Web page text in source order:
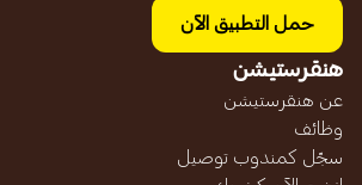
حمل التطبيق الآن
هنقرستيشن
عن هنقرستيشن
وظائف
سجّل كمندوب توصيل